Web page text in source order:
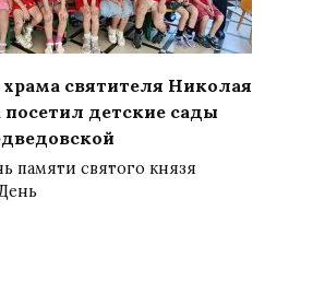
святителя Николая
детские сады
памяти святого князя